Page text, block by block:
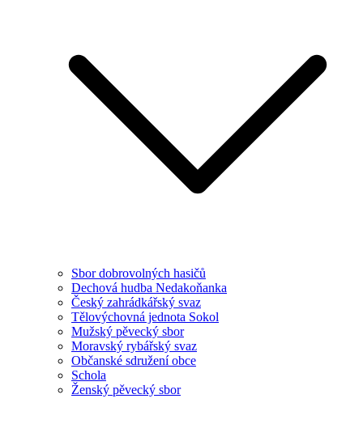
Sbor dobrovolných hasičů
Dechová hudba Nedakoňanka
Český zahrádkářský svaz
Tělovýchovná jednota Sokol
Mužský pěvecký sbor
Moravský rybářský svaz
Občanské sdružení obce
Schola
Ženský pěvecký sbor